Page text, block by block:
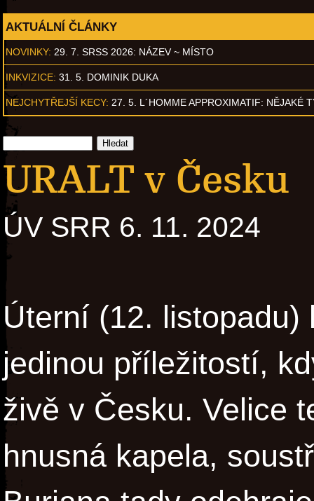
AKTUÁLNÍ ČLÁNKY
NOVINKY: 29. 7. SRSS 2026: NÁZEV ~ MÍSTO
INKVIZICE: 31. 5. DOMINIK DUKA
NEJCHYTŘEJŠÍ KECY: 27. 5. L´HOMME APPROXIMATIF: NĚJAKÉ
URALT v Česku
ÚV SRR 6. 11. 2024
Úterní (12.
jedinou příležitostí,
živě v Česku. Velice
hnusná kapela,